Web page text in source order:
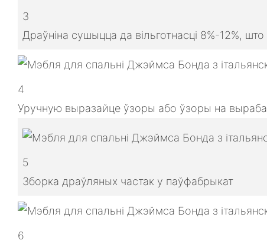
3
Драўніна сушыцца да вільготнасці 8%-12%,
4
Уручную выразайце ўзоры або ўзоры на
5
Зборка драўляных частак у паўфабрыкат
6